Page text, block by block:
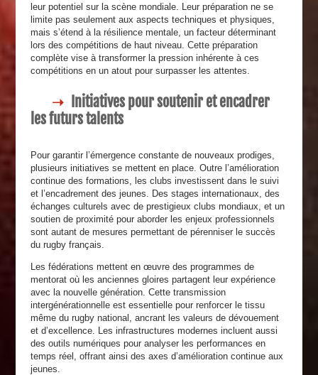
leur potentiel sur la scène mondiale. Leur préparation ne se
limite pas seulement aux aspects techniques et physiques,
mais s’étend à la résilience mentale, un facteur déterminant
lors des compétitions de haut niveau. Cette préparation
complète vise à transformer la pression inhérente à ces
compétitions en un atout pour surpasser les attentes.
Initiatives pour soutenir et encadrer
les futurs talents
Pour garantir l’émergence constante de nouveaux prodiges,
plusieurs initiatives se mettent en place. Outre l’amélioration
continue des formations, les clubs investissent dans le suivi
et l’encadrement des jeunes. Des stages internationaux, des
échanges culturels avec de prestigieux clubs mondiaux, et un
soutien de proximité pour aborder les enjeux professionnels
sont autant de mesures permettant de pérenniser le succès
du rugby français.
Les fédérations mettent en œuvre des programmes de
mentorat où les anciennes gloires partagent leur expérience
avec la nouvelle génération. Cette transmission
intergénérationnelle est essentielle pour renforcer le tissu
même du rugby national, ancrant les valeurs de dévouement
et d’excellence. Les infrastructures modernes incluent aussi
des outils numériques pour analyser les performances en
temps réel, offrant ainsi des axes d’amélioration continue aux
jeunes.